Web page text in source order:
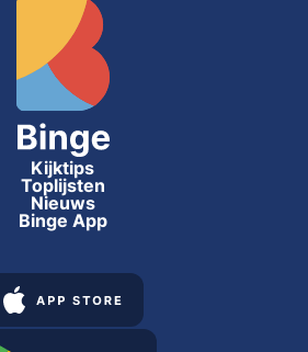
Kijktips
Toplijsten
Nieuws
Binge App